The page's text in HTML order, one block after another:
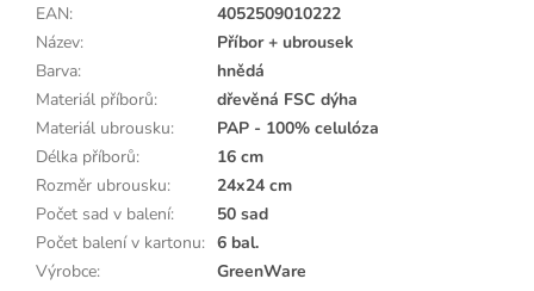
EAN:
4052509010222
Název:
Příbor + ubrousek
Barva:
hnědá
Materiál příborů:
dřevěná FSC dýha
Materiál ubrousku:
PAP - 100% celulóza
Délka příborů:
16 cm
Rozměr ubrousku:
24x24 cm
Počet sad v balení:
50 sad
Počet balení v kartonu: 6 bal.
Výrobce: GreenWare